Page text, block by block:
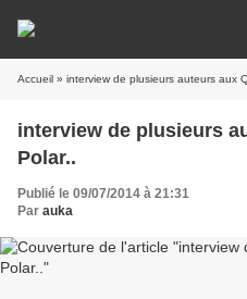
Accueil » interview de plusieurs auteurs aux
interview de plusieurs
Polar..
Publié le 09/07/2014 à 21:31
Par auka